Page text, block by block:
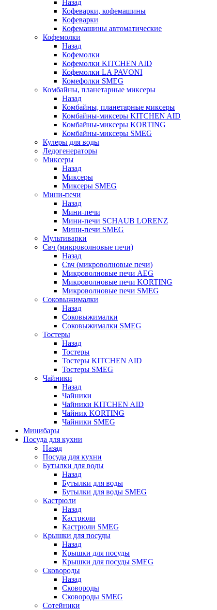
Назад
Кофеварки, кофемашины
Кофеварки
Кофемашины автоматические
Кофемолки
Назад
Кофемолки
Кофемолки KITCHEN AID
Кофемолки LA PAVONI
Комефолки SMEG
Комбайны, планетарные миксеры
Назад
Комбайны, планетарные миксеры
Комбайны-миксеры KITCHEN AID
Комбайны-миксеры KORTING
Комбайны-миксеры SMEG
Кулеры для воды
Ледогенераторы
Миксеры
Назад
Миксеры
Миксеры SMEG
Мини-печи
Назад
Мини-печи
Мини-печи SCHAUB LORENZ
Мини-печи SMEG
Мультиварки
Свч (микроволновые печи)
Назад
Свч (микроволновые печи)
Микроволновые печи AEG
Микроволновые печи KORTING
Микроволновые печи SMEG
Соковыжималки
Назад
Соковыжималки
Соковыжималки SMEG
Тостеры
Назад
Тостеры
Тостеры KITCHEN AID
Тостеры SMEG
Чайники
Назад
Чайники
Чайники KITCHEN AID
Чайник KORTING
Чайники SMEG
Минибары
Посуда для кухни
Назад
Посуда для кухни
Бутылки для воды
Назад
Бутылки для воды
Бутылки для воды SMEG
Кастрюли
Назад
Кастрюли
Кастрюли SMEG
Крышки для посуды
Назад
Крышки для посуды
Крышки для посуды SMEG
Сковороды
Назад
Сковороды
Сковороды SMEG
Сотейники